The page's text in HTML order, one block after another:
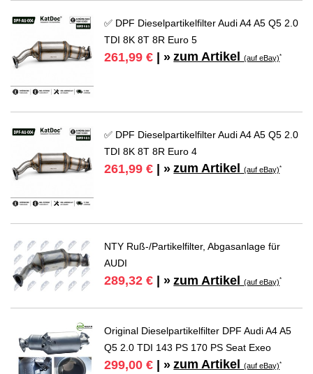
✅ DPF Dieselpartikelfilter Audi A4 A5 Q5 2.0
TDI 8K 8T 8R Euro 5
261,99 € | » zum Artikel(auf eBay)*
✅ DPF Dieselpartikelfilter Audi A4 A5 Q5 2.0
TDI 8K 8T 8R Euro 4
261,99 € | » zum Artikel(auf eBay)*
NTY Ruß-/Partikelfilter, Abgasanlage für
AUDI
289,32 € | » zum Artikel(auf eBay)*
Original Dieselpartikelfilter DPF Audi A4 A5
Q5 2.0 TDI 143 PS 170 PS Seat Exeo
299,00 € | » zum Artikel(auf eBay)*